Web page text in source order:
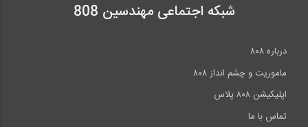
شبکه اجتماعی مهندسین 808
درباره ۸۰۸
ماموریت و چشم انداز ۸۰۸
اپلیکیشن ۸۰۸ پلاس
تماس با ما